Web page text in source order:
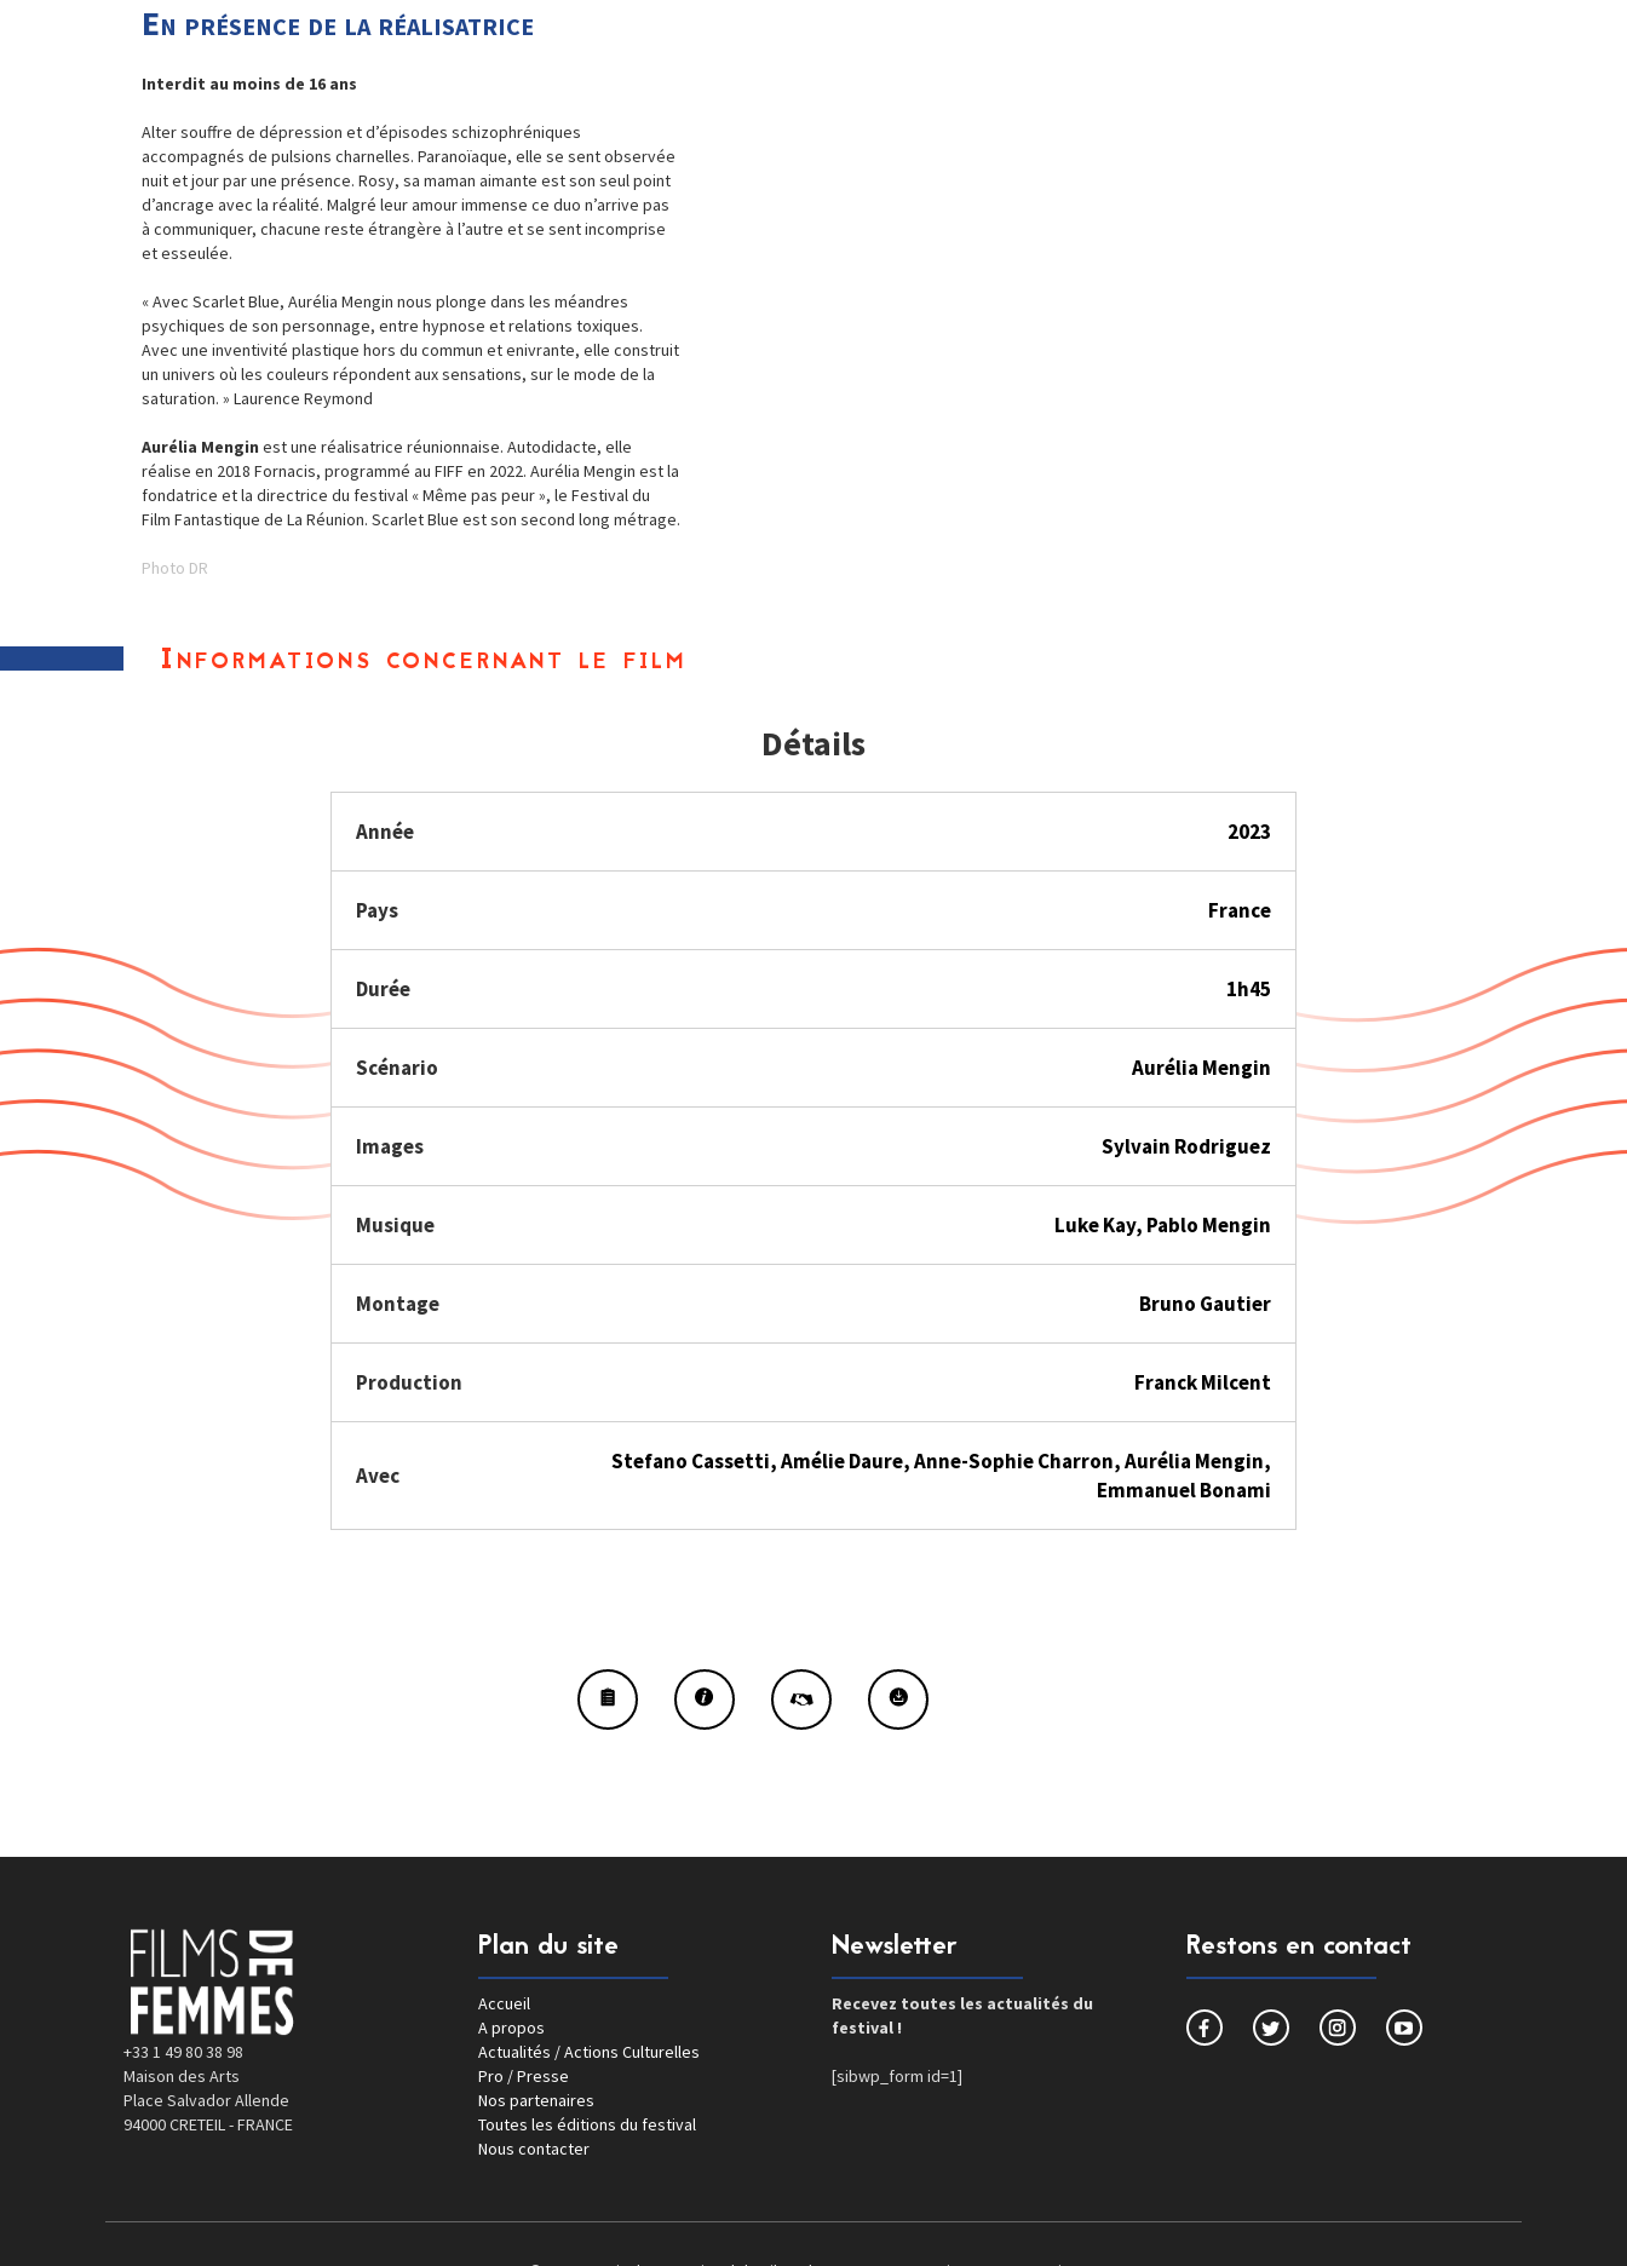
En présence de la réalisatrice
Interdit au moins de 16 ans
Alter souffre de dépression et d’épisodes schizophréniques
accompagnés de pulsions charnelles. Paranoïaque, elle se sent observée
nuit et jour par une présence. Rosy, sa maman aimante est son seul point
d’ancrage avec la réalité. Malgré leur amour immense ce duo n’arrive pas
à communiquer, chacune reste étrangère à l’autre et se sent incomprise
et esseulée.
« Avec Scarlet Blue, Aurélia Mengin nous plonge dans les méandres
psychiques de son personnage, entre hypnose et relations toxiques.
Avec une inventivité plastique hors du commun et enivrante, elle construit
un univers où les couleurs répondent aux sensations, sur le mode de la
saturation. » Laurence Reymond
Aurélia Mengin est une réalisatrice réunionnaise. Autodidacte, elle
réalise en 2018 Fornacis, programmé au FIFF en 2022. Aurélia Mengin est la
fondatrice et la directrice du festival « Même pas peur », le Festival du
Film Fantastique de La Réunion. Scarlet Blue est son second long métrage.
Photo DR
Informations concernant le film
Détails
Année 2023
Pays France
Durée 1h45
Scénario Aurélia Mengin
Images Sylvain Rodriguez
Musique Luke Kay, Pablo Mengin
Montage Bruno Gautier
Production Franck Milcent
Avec
Stefano Cassetti, Amélie Daure, Anne-Sophie Charron, Aurélia Mengin,
Emmanuel Bonami
+33 1 49 80 38 98
Maison des Arts
Place Salvador Allende
94000 CRETEIL - FRANCE
Plan du site
Accueil
A propos
Actualités / Actions Culturelles
Pro / Presse
Nos partenaires
Toutes les éditions du festival
Nous contacter
Newsletter
Recevez toutes les actualités du
festival !
[sibwp_form id=1]
Restons en contact